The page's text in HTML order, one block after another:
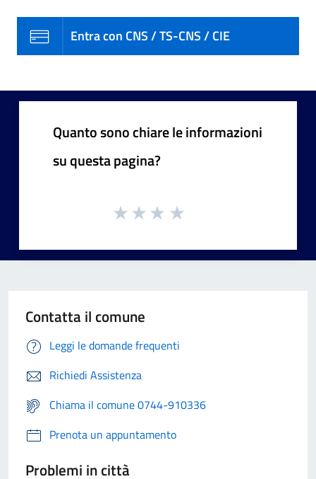
Entra con CNS / TS-CNS / CIE
Quanto sono chiare le informazioni
su questa pagina?
Contatta il comune
Leggi le domande frequenti
Richiedi Assistenza
Chiama il comune 0744-910336
Prenota un appuntamento
Problemi in città